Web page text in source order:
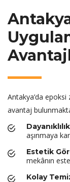
Antakya’da epoksi
avantaj
aşınmaya
Estetik
mekânın
Kolay